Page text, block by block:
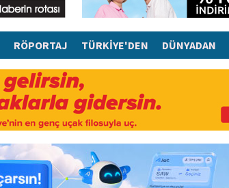
RÖPORTAJ TÜRKİYE'DEN DÜNYADAN